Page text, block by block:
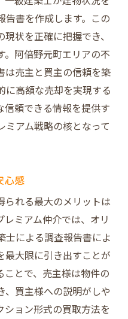
告書を作成します。この
状を正確に把握でき、
。阿倍野元町エリアの不
は売主と買主の信頼を築
に高額な売却を実現する
信頼できる情報を提供す
アム戦略の核となって
心感
られる最大のメリットは
ミアム仲介では、オリ
士による調査報告書によ
最大限に引き出すことが
とで、売主様は物件の
買主様への説明がしや
ョン形式の買取方法を